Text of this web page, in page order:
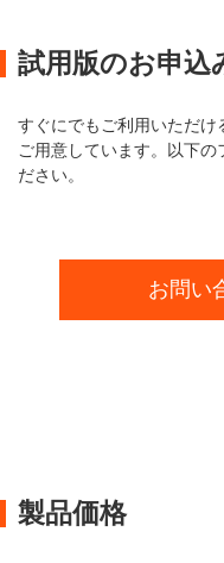
試用版のお申込
すぐにでもご利用いただけ
ご用意しています。以下の
ださい。
お問い
製品価格